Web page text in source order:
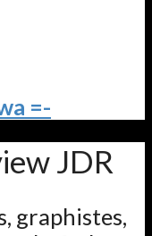
=-
JDR
graphistes,